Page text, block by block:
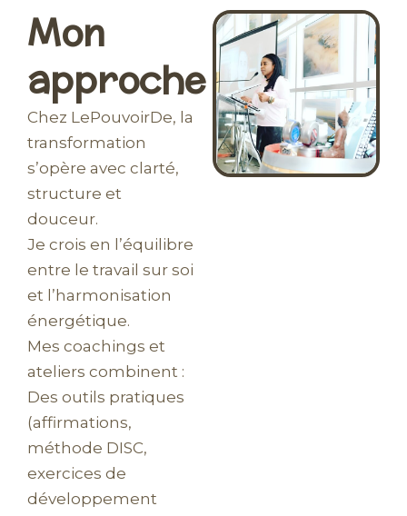
Mon
approche
Chez LePouvoirDe, la
transformation
s’opère avec clarté,
structure et
douceur.
Je crois en l’équilibre
entre le travail sur soi
et l’harmonisation
énergétique.
Mes coachings et
ateliers combinent :
Des outils pratiques
(affirmations,
méthode DISC,
exercices de
développement